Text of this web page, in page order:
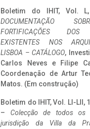
Boletim do IHIT, Vol.
DOCUMENTAÇÃO
FORTIFICAÇÕES DOS
EXISTENTES NOS
LISBOA – CATÁLOGO,
Carlos Neves e Filipe
Coordenação de Artur
Matos. (Em construção)
Boletim do IHIT, Vol. LI-LII,
– Colecção de todos os
jurisdição da Villa da